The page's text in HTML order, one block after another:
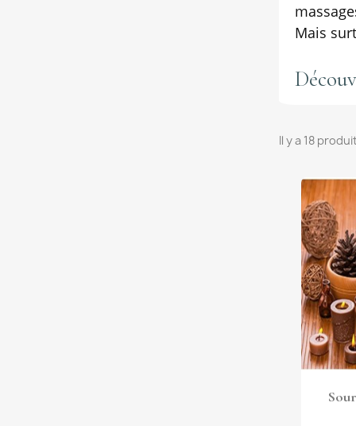
Mais
Il y a 18